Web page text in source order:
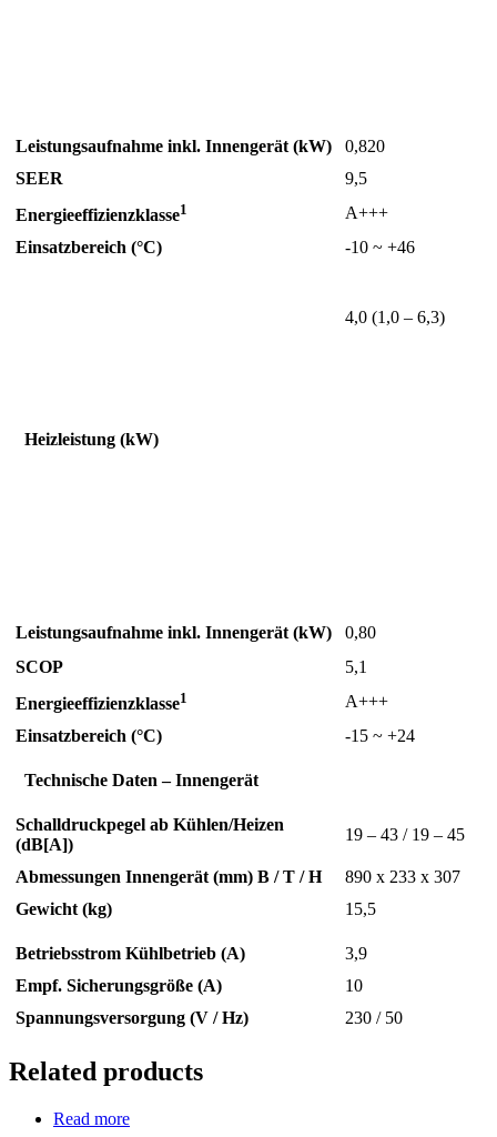
Leistungsaufnahme inkl. Innengerät (kW)
0,820
SEER
9,5
Energieeffizienzklasse1
A+++
Einsatzbereich (°C)
-10 ~ +46
Heizleistung (kW)
4,0 (1,0 – 6,3)
Leistungsaufnahme inkl. Innengerät (kW)
0,80
SCOP
5,1
Energieeffizienzklasse1
A+++
Einsatzbereich (°C)
-15 ~ +24
Technische Daten – Innengerät
Schalldruckpegel ab Kühlen/Heizen
(dB[A])
19 – 43 / 19 – 45
Abmessungen Innengerät (mm) B / T / H
890 x 233 x 307
Gewicht (kg)
15,5
Betriebsstrom Kühlbetrieb (A)
3,9
Empf. Sicherungsgröße (A)
10
Spannungsversorgung (V / Hz)
230 / 50
Related products
Read more